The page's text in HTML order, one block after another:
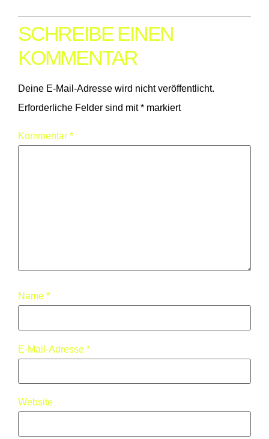
SCHREIBE EINEN
KOMMENTAR
Deine E-Mail-Adresse wird nicht veröffentlicht.
Erforderliche Felder sind mit* markiert
Kommentar *
Name *
E-Mail-Adresse *
Website